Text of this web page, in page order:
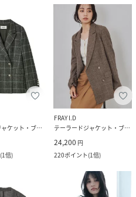
テーラードジャケット・ブレザー
(1倍)
FRAY I.D
テーラードジャケット・ブレザー
24,200 円
220ポイント(1倍)